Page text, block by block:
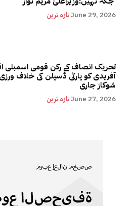
تازہ ترینJune 29, 2026
تحریک انصاف کے رکن قومی اسمبلی
آفریدی کو پارٹی ڈسپلن کی خلاف
شوکاز جاری
تازہ ترینJune 27, 2026